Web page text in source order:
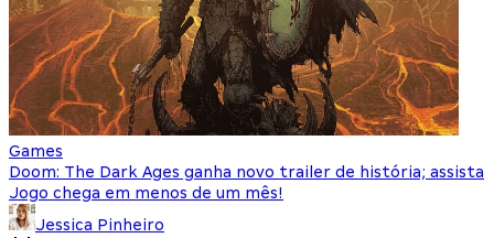
Games
Doom: The Dark Ages ganha novo trailer de história; assista
Jogo chega em menos de um mês!
Jessica Pinheiro